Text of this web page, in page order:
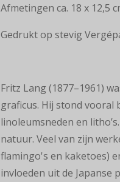
Afmetingen ca. 18 x 12,5
Gedrukt op stevig
Fritz Lang (1877–1961)
graficus. Hij stond vooral
linoleumsneden en
natuur. Veel van zijn
flamingo's en kaketoes)
invloeden uit de